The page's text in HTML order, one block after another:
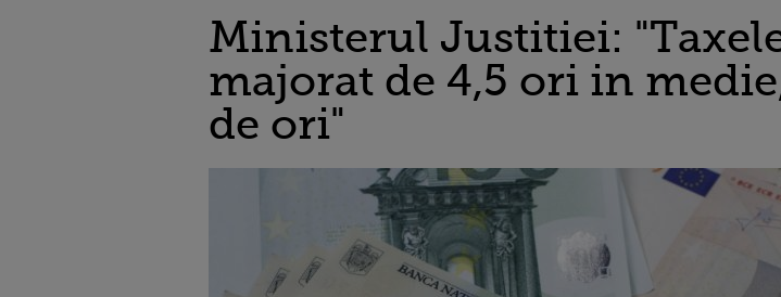
Ministerul Justitiei:
majorat de 4,5 ori in
de ori"